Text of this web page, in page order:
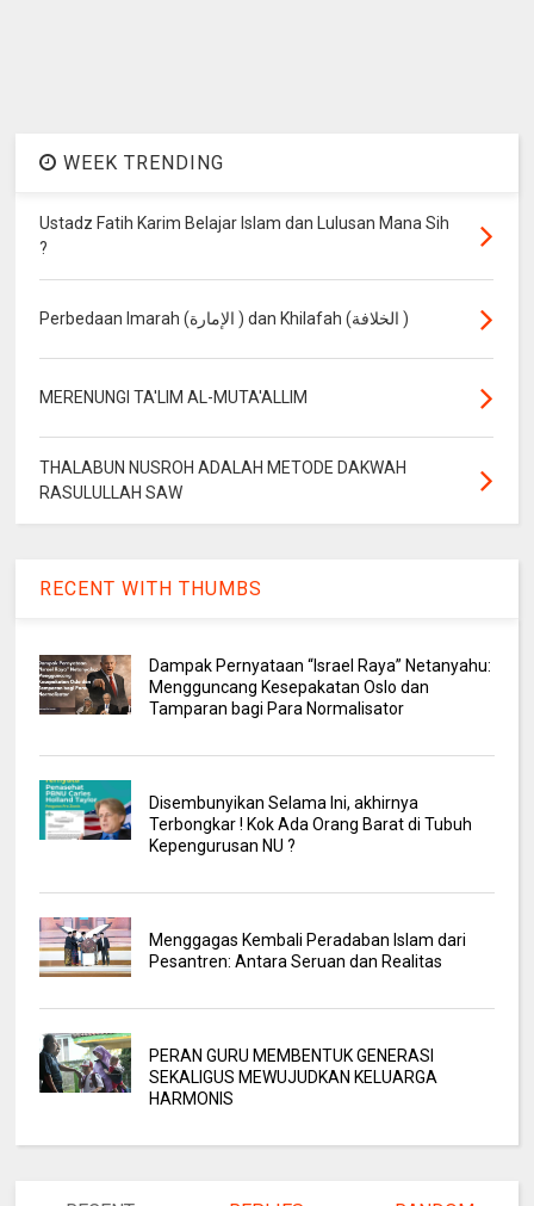
WEEK TRENDING
Ustadz Fatih Karim Belajar Islam dan Lulusan Mana Sih
?
Perbedaan Imarah (الإمارة ) dan Khilafah (الخلافة )
MERENUNGI TA'LIM AL-MUTA'ALLIM
THALABUN NUSROH ADALAH METODE DAKWAH
RASULULLAH SAW
RECENT WITH THUMBS
Dampak Pernyataan “Israel Raya” Netanyahu:
Mengguncang Kesepakatan Oslo dan
Tamparan bagi Para Normalisator
Disembunyikan Selama Ini, akhirnya
Terbongkar ! Kok Ada Orang Barat di Tubuh
Kepengurusan NU ?
Menggagas Kembali Peradaban Islam dari
Pesantren: Antara Seruan dan Realitas
PERAN GURU MEMBENTUK GENERASI
SEKALIGUS MEWUJUDKAN KELUARGA
HARMONIS